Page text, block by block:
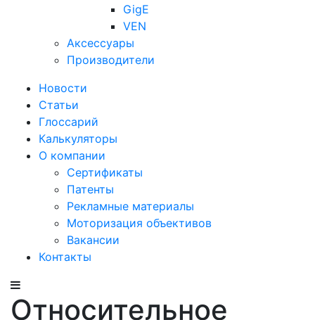
GigE
VEN
Аксессуары
Производители
Новости
Статьи
Глоссарий
Калькуляторы
О компании
Сертификаты
Патенты
Рекламные материалы
Моторизация объективов
Вакансии
Контакты
Относительное